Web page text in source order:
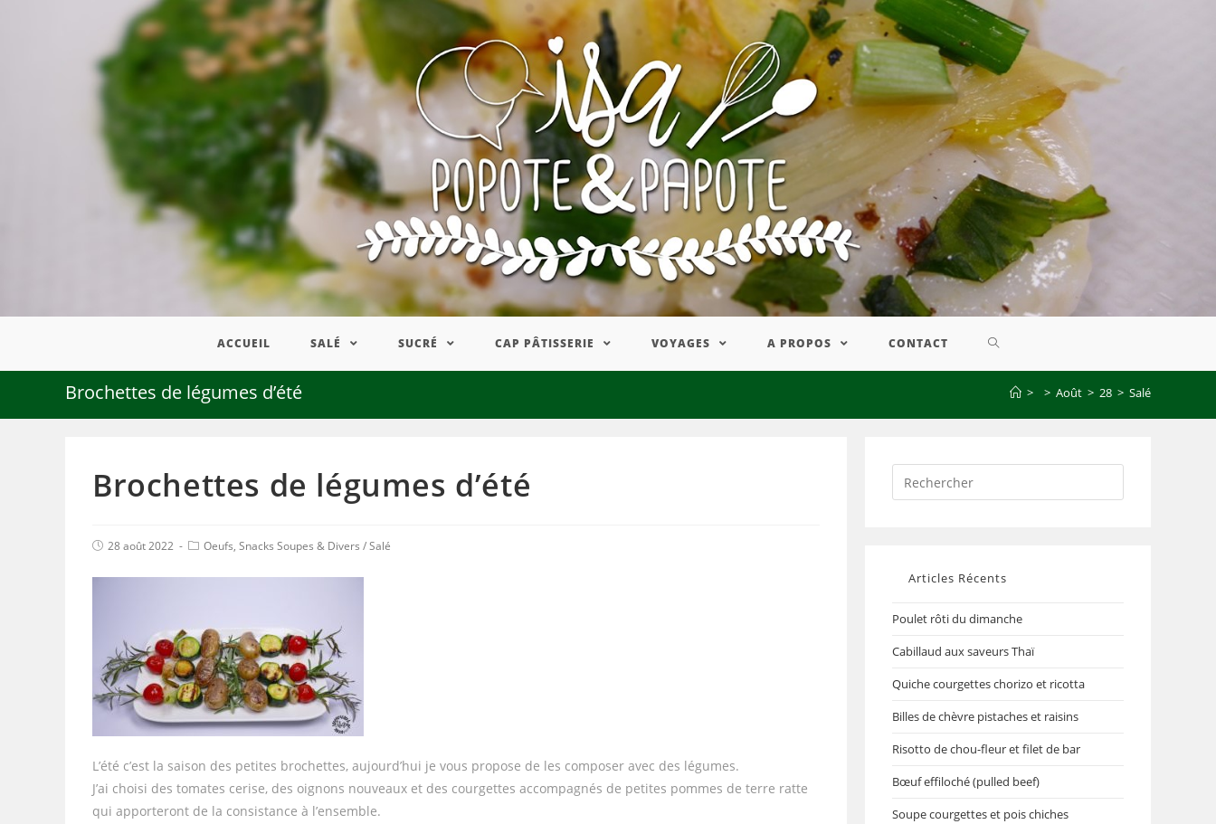
ACCUEIL SALÉ SUCRÉ CAP PÂTISSERIE VOYAGES A PROPOS CONTACT
Brochettes de légumes d’été > > Août > 28 > Salé
Brochettes de légumes d’été
28 août 2022 Oeufs, Snacks Soupes & Divers /Salé
L’été c’est la saison des petites brochettes, aujourd’hui je vous propose de les composer avec des légumes.
J’ai choisi des tomates cerise, des oignons nouveaux et des courgettes accompagnés de petites pommes de terre ratte
qui apporteront de la consistance à l’ensemble.
Articles Récents
Poulet rôti du dimanche
Cabillaud aux saveurs Thaï
Quiche courgettes chorizo et ricotta
Billes de chèvre pistaches et raisins
Risotto de chou-fleur et filet de bar
Bœuf effiloché (pulled beef)
Soupe courgettes et pois chiches